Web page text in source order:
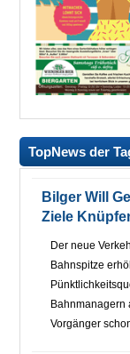
TopNews der
Bilger Will
Ziele
Der neue
Bahnspitze
Bahnmanagern
Vorgänger